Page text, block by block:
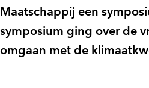
Maatschappij een
symposium ging over de
omgaan met de